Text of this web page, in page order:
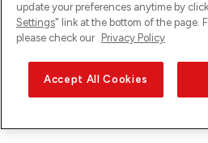
update your preferences anytime by
Settings" link at the bottom of the page.
please check our Privacy Policy
Accept All Cookies